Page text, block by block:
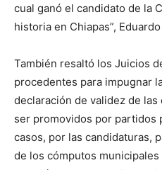
cual ganó el candidato de la
historia en Chiapas”,
También resaltó los Juicios
procedentes para impugnar
declaración de validez de
ser promovidos por partidos
casos, por las candidaturas,
de los cómputos